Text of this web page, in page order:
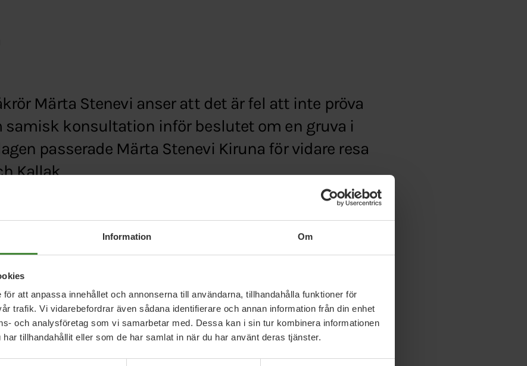
Information Om
att anpassa innehållet och annonserna till användarna, tillhandahålla funktioner för
trafik. Vi vidarebefordrar även sådana identifierare och annan information från din enhet
och analysföretag som vi samarbetar med. Dessa kan i sin tur kombinera informationen
tillhandahållit eller som de har samlat in när du har använt deras tjänster.
Märta Stenevi anser att det är fel att inte pröva
samisk konsultation inför beslutet om en gruva i
passerade Märta Stenevi Kiruna för vidare resa
Kallak.
nyheter/lokalt/norrbotten/mp-sprakroret-fel-att-inte-anvanda-nya-
i-kallak